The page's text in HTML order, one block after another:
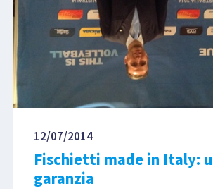
12/07/2014
Fischietti made in Italy:
garanzia